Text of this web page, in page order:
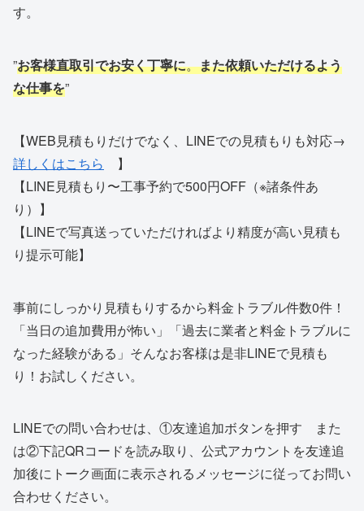
す。
”お客様直取引でお安く丁寧に。また依頼いただけるよう
な仕事を”
【WEB見積もりだけでなく、LINEでの見積もりも対応→
詳しくはこちら 】
【LINE見積もり〜工事予約で500円OFF（※諸条件あ
り）】
【LINEで写真送っていただければより精度が高い見積も
り提示可能】
事前にしっかり見積もりするから料金トラブル件数0件！
「当日の追加費用が怖い」「過去に業者と料金トラブルに
なった経験がある」そんなお客様は是非LINEで見積も
り！お試しください。
LINEでの問い合わせは、①友達追加ボタンを押す また
は②下記QRコードを読み取り、公式アカウントを友達追
加後にトーク画面に表示されるメッセージに従ってお問い
合わせください。